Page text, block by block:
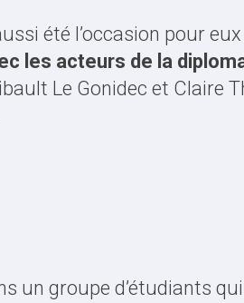
été l’occasion pour
les acteurs de la
Le Gonidec et
un groupe d’étudiants